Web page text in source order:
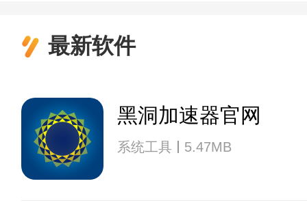
最新软件
黑洞加速器官网
系统工具 5.47MB